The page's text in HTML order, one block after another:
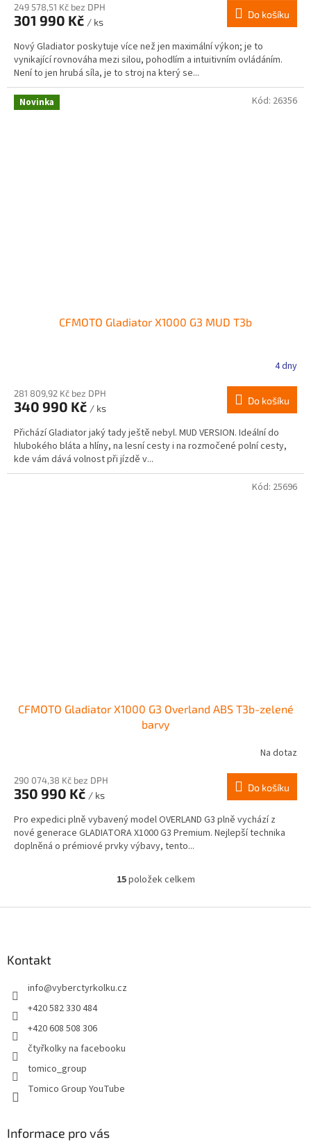
249 578,51 Kč bez DPH
301 990 Kč / ks
Do košíku
Nový Gladiator poskytuje více než jen maximální výkon; je to
vynikající rovnováha mezi silou, pohodlím a intuitivním ovládáním.
Není to jen hrubá síla, je to stroj na který se...
Novinka
CFMOTO Gladiator X1000 G3 MUD T3b
4 dny
281 809,92 Kč bez DPH
340 990 Kč / ks
Do košíku
Přichází Gladiator jaký tady ještě nebyl. MUD VERSION. Ideální do
hlubokého bláta a hlíny, na lesní cesty i na rozmočené polní cesty,
kde vám dává volnost při jízdě v...
Kód: 26356
CFMOTO Gladiator X1000 G3 Overland ABS T3b-zelené
barvy
Na dotaz
290 074,38 Kč bez DPH
350 990 Kč / ks
Do košíku
Pro expedici plně vybavený model OVERLAND G3 plně vychází z
nové generace GLADIATORA X1000 G3 Premium. Nejlepší technika
doplněná o prémiové prvky výbavy, tento...
Kód: 25696
O
l
15položek celkem
Kontakt
info@vyberctyrkolku.cz
+420 582 330 484
+420 608 508 306
čtyřkolky na facebooku
tomico_group
Tomico Group YouTube
Informace pro vás